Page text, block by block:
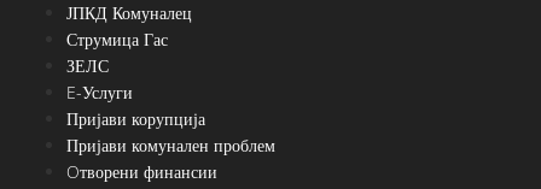
ЈПКД Комуналец
Струмица Гас
ЗЕЛС
E-Услуги
Пријави корупција
Пријави комунален проблем
Oтворени финансии